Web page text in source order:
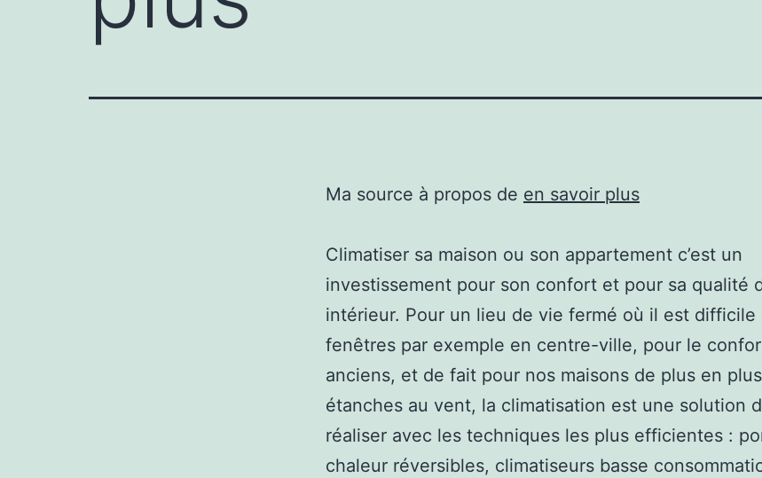
Ma source à propos de en savoir plus
Climatiser sa maison ou son appartement c’est un
investissement pour son confort et pour sa qualité
intérieur. Pour un lieu de vie fermé où il est difficile
fenêtres par exemple en centre-ville, pour le
anciens, et de fait pour nos maisons de plus en
étanches au vent, la climatisation est une solution
réaliser avec les techniques les plus efficientes :
chaleur réversibles, climatiseurs basse